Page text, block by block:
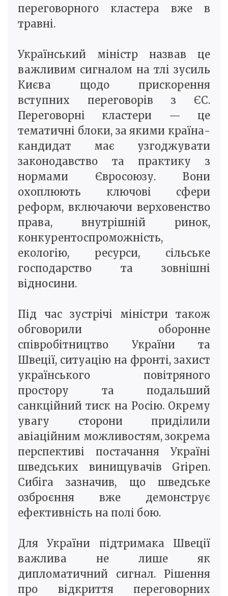
переговорного кластера вже в
травні.
Український міністр назвав це
важливим сигналом на тлі зусиль
Києва щодо прискорення
вступних переговорів з ЄС.
Переговорні кластери — це
тематичні блоки, за якими країна-
кандидат має узгоджувати
законодавство та практику з
нормами Євросоюзу. Вони
охоплюють ключові сфери
реформ, включаючи верховенство
права, внутрішній ринок,
конкурентоспроможність,
екологію, ресурси, сільське
господарство та зовнішні
відносини.
Під час зустрічі міністри також
обговорили оборонне
співробітництво України та
Швеції, ситуацію на фронті, захист
українського повітряного
простору та подальший
санкційний тиск на Росію. Окрему
увагу сторони приділили
авіаційним можливостям, зокрема
перспективі постачання Україні
шведських винищувачів Gripen.
Сибіга зазначив, що шведське
озброєння вже демонструє
ефективність на полі бою.
Для України підтримака Швеції
важлива не лише як
дипломатичний сигнал. Рішення
про відкриття переговорних